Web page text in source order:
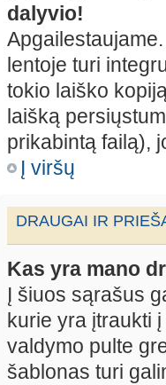
dalyvio!
lentoje turi
tokio laiško
laišką
prikabintą failą),
Į viršų
DRAUGAI IR
Kas yra mano
Į šiuos sąrašus
kurie yra įtraukti
valdymo pulte
šablonas turi